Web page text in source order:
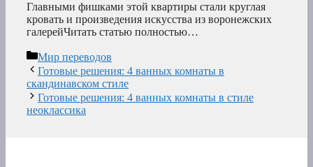
Главными фишками этой квартиры стали круглая
кровать и произведения искусства из воронежских
галерейЧитать статью полностью…
Рубрики
Мир переводов
Готовые решения: 4 ванных комнаты в
скандинавском стиле
Готовые решения: 4 ванных комнаты в стиле
неоклассика